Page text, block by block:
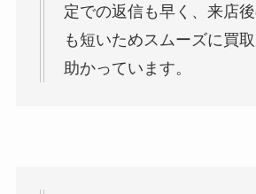
定での返信も早く、来店
も短いためスムーズに買
助かっています。